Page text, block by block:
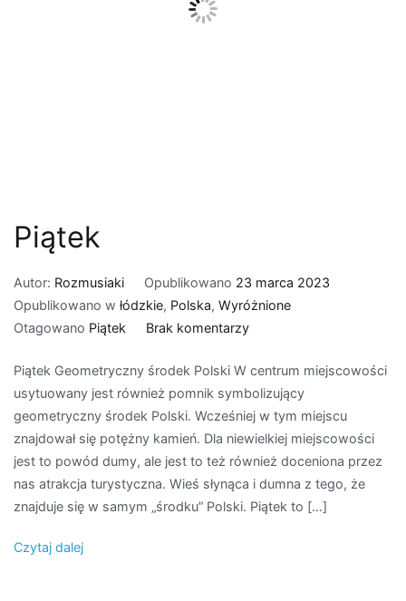
Piątek
Autor: Rozmusiaki Opublikowano 23 marca 2023
Opublikowano w łódzkie, Polska, Wyróżnione
Otagowano Piątek Brak komentarzydo
Piątek Geometryczny środek Polski W centrum miejscowości
usytuowany jest również pomnik symbolizujący
geometryczny środek Polski. Wcześniej w tym miejscu
znajdował się potężny kamień. Dla niewielkiej miejscowości
jest to powód dumy, ale jest to też również doceniona przez
nas atrakcja turystyczna. Wieś słynąca i dumna z tego, że
znajduje się w samym „środku” Polski. Piątek to […]
Czytaj dalej